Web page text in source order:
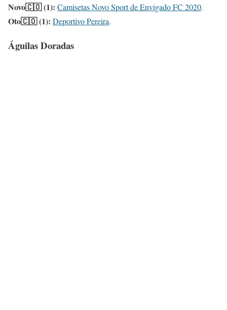
Novo🇨🇴 (1): Camisetas Novo Sport de Envigado FC 2020.
Oto🇨🇴 (1): Deportivo Pereira.
Águilas Doradas